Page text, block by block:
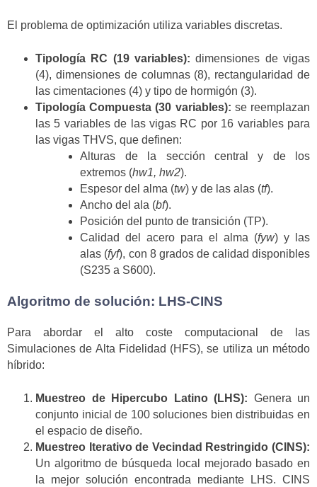
El problema de optimización utiliza variables discretas.
Tipología RC (19 variables): dimensiones de vigas
(4), dimensiones de columnas (8), rectangularidad de
las cimentaciones (4) y tipo de hormigón (3).
Tipología Compuesta (30 variables): se reemplazan
las 5 variables de las vigas RC por 16 variables para
las vigas THVS, que definen:
Alturas de la sección central y de los
extremos (hw1, hw2).
Espesor del alma (tw) y de las alas (tf).
Ancho del ala (bf).
Posición del punto de transición (TP).
Calidad del acero para el alma (fyw) y las
alas (fyf), con 8 grados de calidad disponibles
(S235 a S600).
Algoritmo de solución: LHS-CINS
Para abordar el alto coste computacional de las
Simulaciones de Alta Fidelidad (HFS), se utiliza un método
híbrido:
Muestreo de Hipercubo Latino (LHS): Genera un
conjunto inicial de 100 soluciones bien distribuidas en
el espacio de diseño.
Muestreo Iterativo de Vecindad Restringido (CINS):
Un algoritmo de búsqueda local mejorado basado en
la mejor solución encontrada mediante LHS. CINS